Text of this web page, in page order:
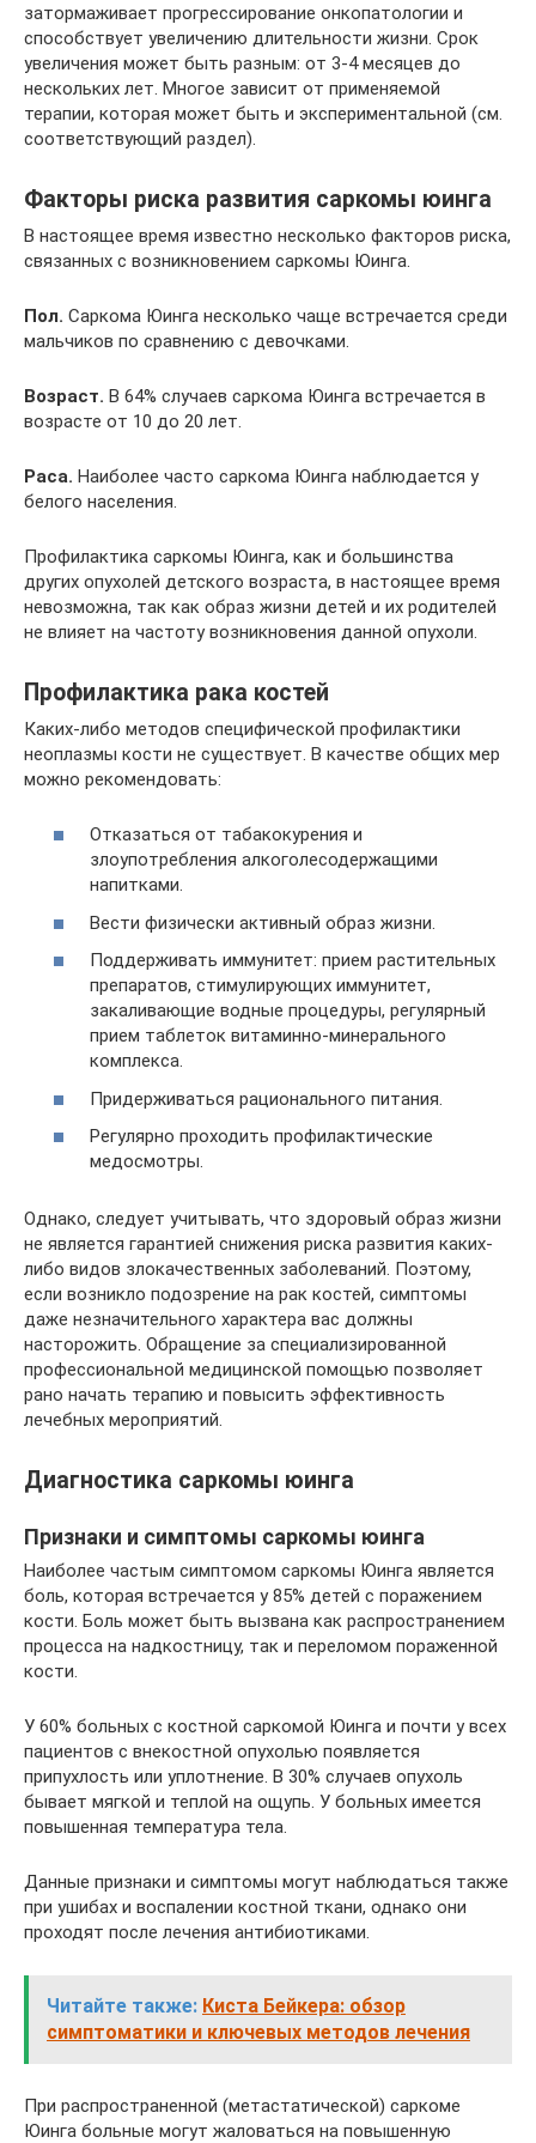
затормаживает прогрессирование онкопатологии и
способствует увеличению длительности жизни. Срок
увеличения может быть разным: от 3-4 месяцев до
нескольких лет. Многое зависит от применяемой
терапии, которая может быть и экспериментальной (см.
соответствующий раздел).
Факторы риска развития саркомы юинга
В настоящее время известно несколько факторов риска,
связанных с возникновением саркомы Юинга.
Пол. Саркома Юинга несколько чаще встречается среди
мальчиков по сравнению с девочками.
Возраст. В 64% случаев саркома Юинга встречается в
возрасте от 10 до 20 лет.
Раса. Наиболее часто саркома Юинга наблюдается у
белого населения.
Профилактика саркомы Юинга, как и большинства
других опухолей детского возраста, в настоящее время
невозможна, так как образ жизни детей и их родителей
не влияет на частоту возникновения данной опухоли.
Профилактика рака костей
Каких-либо методов специфической профилактики
неоплазмы кости не существует. В качестве общих мер
можно рекомендовать:
Отказаться от табакокурения и
злоупотребления алкоголесодержащими
напитками.
Вести физически активный образ жизни.
Поддерживать иммунитет: прием растительных
препаратов, стимулирующих иммунитет,
закаливающие водные процедуры, регулярный
прием таблеток витаминно-минерального
комплекса.
Придерживаться рационального питания.
Регулярно проходить профилактические
медосмотры.
Однако, следует учитывать, что здоровый образ жизни
не является гарантией снижения риска развития каких-
либо видов злокачественных заболеваний. Поэтому,
если возникло подозрение на рак костей, симптомы
даже незначительного характера вас должны
насторожить. Обращение за специализированной
профессиональной медицинской помощью позволяет
рано начать терапию и повысить эффективность
лечебных мероприятий.
Диагностика саркомы юинга
Признаки и симптомы саркомы юинга
Наиболее частым симптомом саркомы Юинга является
боль, которая встречается у 85% детей с поражением
кости. Боль может быть вызвана как распространением
процесса на надкостницу, так и переломом пораженной
кости.
У 60% больных с костной саркомой Юинга и почти у всех
пациентов с внекостной опухолью появляется
припухлость или уплотнение. В 30% случаев опухоль
бывает мягкой и теплой на ощупь. У больных имеется
повышенная температура тела.
Данные признаки и симптомы могут наблюдаться также
при ушибах и воспалении костной ткани, однако они
проходят после лечения антибиотиками.
Читайте также: Киста Бейкера: обзор
симптоматики и ключевых методов лечения
При распространенной (метастатической) саркоме
Юинга больные могут жаловаться на повышенную